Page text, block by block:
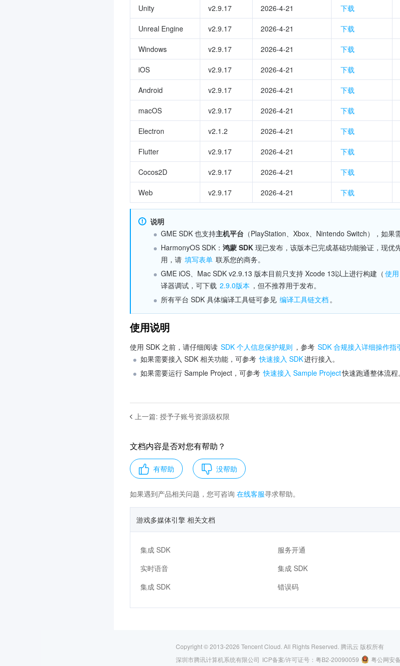
Unity v2.9.17 2026-4-21 下载
Unreal Engine v2.9.17 2026-4-21 下载
Windows v2.9.17 2026-4-21 下载
iOS v2.9.17 2026-4-21 下载
Android v2.9.17 2026-4-21 下载
macOS v2.9.17 2026-4-21 下载
Electron v2.1.2 2026-4-21 下载
Flutter v2.9.17 2026-4-21 下载
Cocos2D v2.9.17 2026-4-21 下载
Web v2.9.17 2026-4-21 下载
说明
GME SDK 也支持主机平台 （PlayStation、Xbox、Nintendo Switch），如果
HarmonyOS SDK： 鸿蒙 SDK 现已发布，该版本已完成基础功能验证，现优
用，请 填写表单 联系您的商务。
GME iOS、Mac SDK v2.9.13 版本目前只支持 Xcode 13以上进行构建（ 使
译器调试，可下载 2.9.0版本 ，但不推荐用于发布。
所有平台 SDK 具体编译工具链可参见 编译工具链文档 。
使用说明
使用 SDK 之前，请仔细阅读 SDK 个人信息保护规则 ，参考 SDK 合规接入详细操作指
如果需要接入 SDK 相关功能，可参考 快速接入 SDK进行接入。
如果需要运行 Sample Project，可参考 快速接入 Sample Project快速跑通整体流程。
上一篇: 授予子账号资源级权限
文档内容是否对您有帮助？
有帮助 没帮助
如果遇到产品相关问题，您可咨询 在线客服寻求帮助。
游戏多媒体引擎 相关文档
集成 SDK 服务开通
实时语音
集成 SDK
集成 SDK
错误码
Copyright © 2013-2026 Tencent Cloud. All Rights Reserved. 腾讯云 版权所有
深圳市腾讯计算机系统有限公司 ICP备案/许可证号： 粤B2-20090059 粤公网安